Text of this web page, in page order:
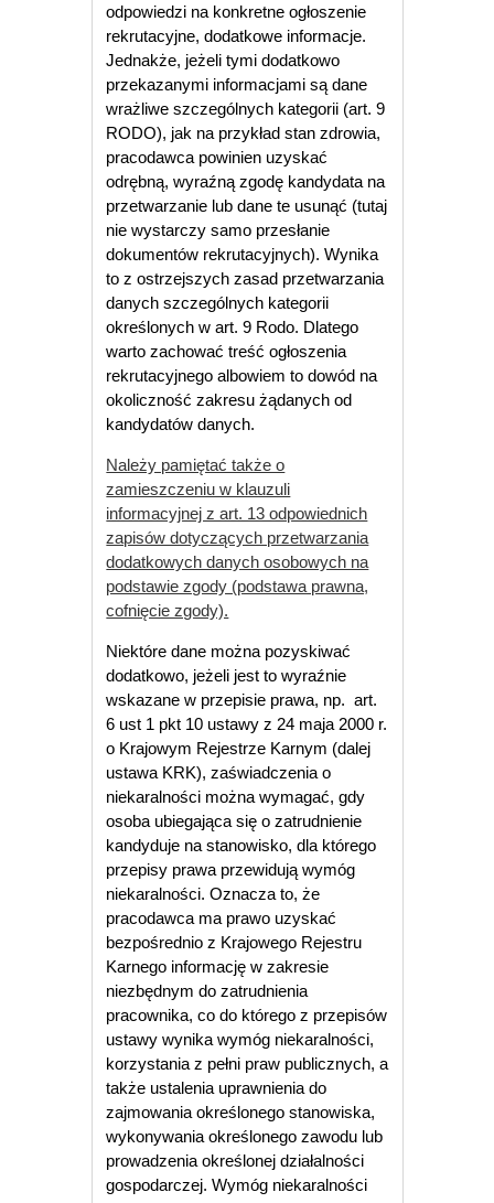
odpowiedzi na konkretne ogłoszenie
rekrutacyjne, dodatkowe informacje.
Jednakże, jeżeli tymi dodatkowo
przekazanymi informacjami są dane
wrażliwe szczególnych kategorii (art. 9
RODO), jak na przykład stan zdrowia,
pracodawca powinien uzyskać
odrębną, wyraźną zgodę kandydata na
przetwarzanie lub dane te usunąć (tutaj
nie wystarczy samo przesłanie
dokumentów rekrutacyjnych). Wynika
to z ostrzejszych zasad przetwarzania
danych szczególnych kategorii
określonych w art. 9 Rodo. Dlatego
warto zachować treść ogłoszenia
rekrutacyjnego albowiem to dowód na
okoliczność zakresu żądanych od
kandydatów danych.
Należy pamiętać także o
zamieszczeniu w klauzuli
informacyjnej z art. 13 odpowiednich
zapisów dotyczących przetwarzania
dodatkowych danych osobowych na
podstawie zgody (podstawa prawna,
cofnięcie zgody).
Niektóre dane można pozyskiwać
dodatkowo, jeżeli jest to wyraźnie
wskazane w przepisie prawa, np. art.
6 ust 1 pkt 10 ustawy z 24 maja 2000 r.
o Krajowym Rejestrze Karnym (dalej
ustawa KRK), zaświadczenia o
niekaralności można wymagać, gdy
osoba ubiegająca się o zatrudnienie
kandyduje na stanowisko, dla którego
przepisy prawa przewidują wymóg
niekaralności. Oznacza to, że
pracodawca ma prawo uzyskać
bezpośrednio z Krajowego Rejestru
Karnego informację w zakresie
niezbędnym do zatrudnienia
pracownika, co do którego z przepisów
ustawy wynika wymóg niekaralności,
korzystania z pełni praw publicznych, a
także ustalenia uprawnienia do
zajmowania określonego stanowiska,
wykonywania określonego zawodu lub
prowadzenia określonej działalności
gospodarczej. Wymóg niekaralności